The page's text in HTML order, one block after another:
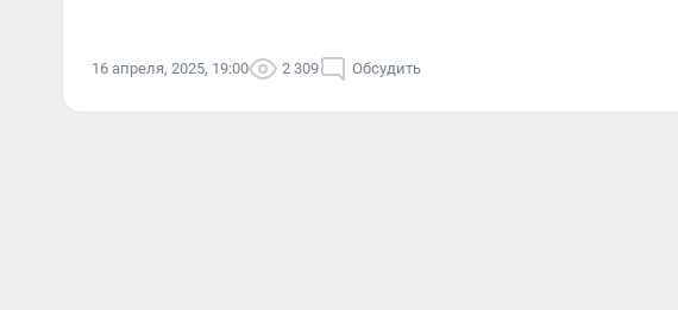
16 апреля, 2025, 19:00 2 309 Обсудить